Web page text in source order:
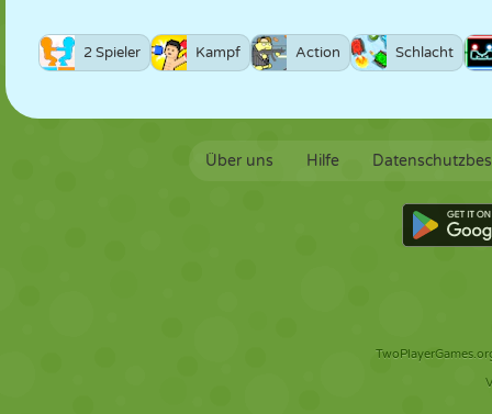
2 Spieler Kampf Action Schlacht
Über uns Hilfe